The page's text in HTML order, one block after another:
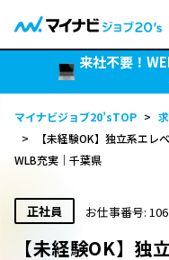
来社不要！
マイナビジョブ20’sTOP >
>
【未経験OK】独立系エレ
WLB充実｜千葉県
正社員 お仕事番号:
【未経験OK】独